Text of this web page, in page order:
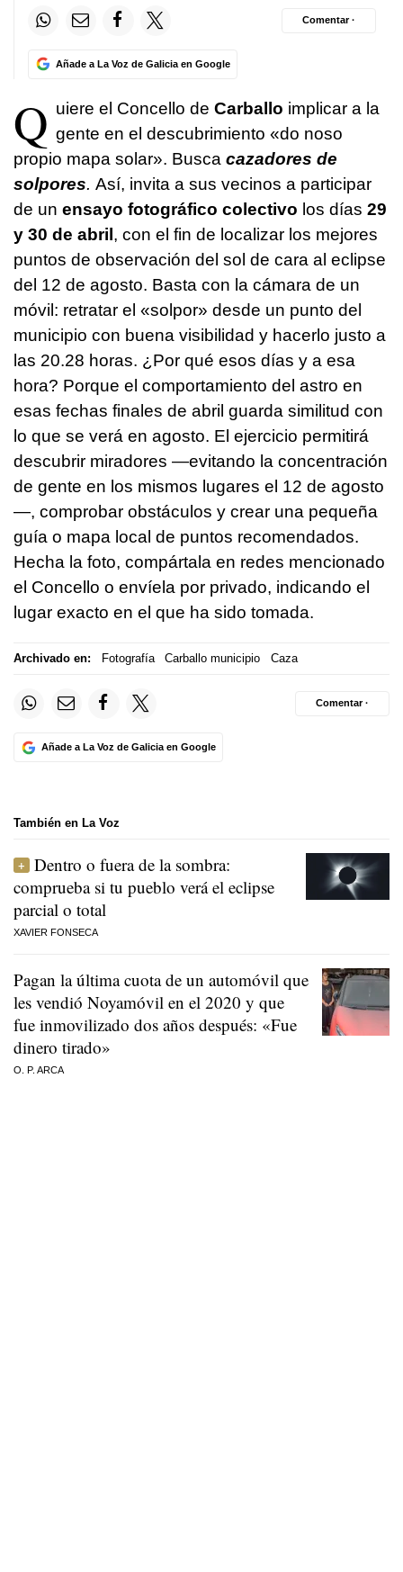
Añade a La Voz de Galicia en Google
Comentar ·
Q uiere el Concello de Carballo implicar a la
gente en el descubrimiento «do noso
propio mapa solar». Busca cazadores de
solpores. Así, invita a sus vecinos a participar
de un ensayo fotográfico colectivo los días 29
y 30 de abril, con el fin de localizar los mejores
puntos de observación del sol de cara al eclipse
del 12 de agosto. Basta con la cámara de un
móvil: retratar el «solpor» desde un punto del
municipio con buena visibilidad y hacerlo justo a
las 20.28 horas. ¿Por qué esos días y a esa
hora? Porque el comportamiento del astro en
esas fechas finales de abril guarda similitud con
lo que se verá en agosto. El ejercicio permitirá
descubrir miradores —evitando la concentración
de gente en los mismos lugares el 12 de agosto
—, comprobar obstáculos y crear una pequeña
guía o mapa local de puntos recomendados.
Hecha la foto, compártala en redes mencionado
el Concello o envíela por privado, indicando el
lugar exacto en el que ha sido tomada.
Archivado en: Fotografía Carballo municipio Caza
Añade a La Voz de Galicia en Google
Comentar ·
También en La Voz
Dentro o fuera de la sombra:
comprueba si tu pueblo verá el eclipse
parcial o total
XAVIER FONSECA
Pagan la última cuota de un automóvil que
les vendió Noyamóvil en el 2020 y que
fue inmovilizado dos años después: «Fue
dinero tirado»
O. P. ARCA